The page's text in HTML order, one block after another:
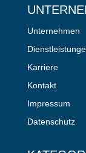
Unternehmen
Karriere
Kontakt
Impressum
Datenschutz